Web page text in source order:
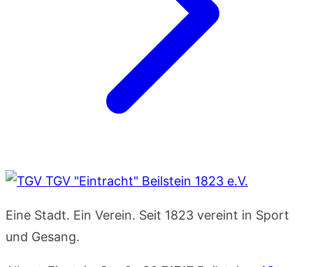
TGV "Eintracht" Beilstein 1823 e.V.
Eine Stadt. Ein Verein. Seit 1823 vereint in Sport
und Gesang.